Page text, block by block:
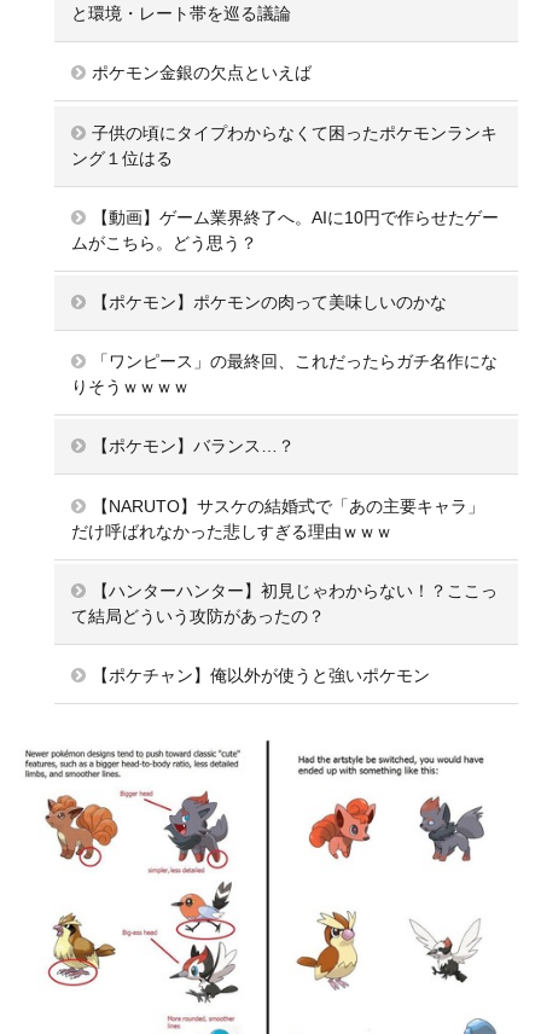
と環境・レート帯を巡る議論
ポケモン金銀の欠点といえば
子供の頃にタイプわからなくて困ったポケモンランキ
ング１位はる
【動画】ゲーム業界終了へ。AIに10円で作らせたゲー
ムがこちら。どう思う？
【ポケモン】ポケモンの肉って美味しいのかな
「ワンピース」の最終回、これだったらガチ名作にな
りそうｗｗｗｗ
【ポケモン】バランス…？
【NARUTO】サスケの結婚式で「あの主要キャラ」
だけ呼ばれなかった悲しすぎる理由ｗｗｗ
【ハンターハンター】初見じゃわからない！？ここっ
て結局どういう攻防があったの？
【ポケチャン】俺以外が使うと強いポケモン